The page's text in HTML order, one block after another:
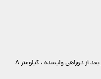
شعبه مرکزی: مازندران ، آمل ، 500 متر بعد از دوراهی ولیسده ، کیلومتر 8